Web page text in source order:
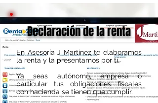
Declaración de la renta
En Asesoría J Martinez te elaboramos
la renta y la presentamos por ti.
Ya seas autónomo, empresa o
particular tus obligaciones fiscales
con hacienda se tienen que cumplir.